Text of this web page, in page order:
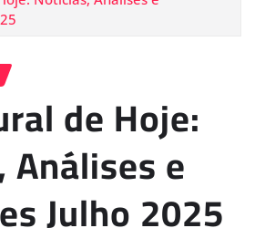
de Hoje:
e
Julho 2025